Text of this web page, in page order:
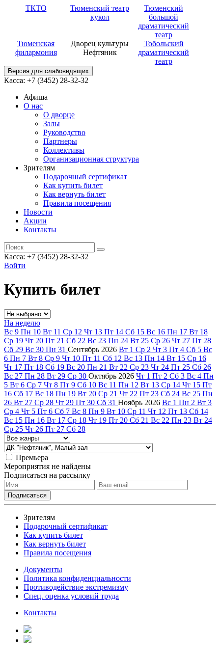
ТКТО
Тюменский театр
кукол
Тюменский
большой
драматический
театр
Тюменская
филармония
Дворец культуры
Нефтяник
Тобольский
драматический
театр
Версия для слабовидящих
Касса: +7 (3452) 28-32-32
Афиша
О нас
О дворце
Залы
Руководство
Партнеры
Коллективы
Организационная структура
Зрителям
Подарочный сертификат
Как купить билет
Как вернуть билет
Правила посещения
Новости
Акции
Контакты
Касса: +7 (3452) 28-32-32
Войти
Купить билет
На неделю
Вс 9 Пн 10 Вт 11 Ср 12 Чт 13 Пт 14 Сб 15 Вс 16 Пн 17 Вт 18
Ср 19 Чт 20 Пт 21 Сб 22 Вс 23 Пн 24 Вт 25 Ср 26 Чт 27 Пт 28
Сб 29 Вс 30 Пн 31 Сентябрь 2026 Вт 1 Ср 2 Чт 3 Пт 4 Сб 5 Вс
6 Пн 7 Вт 8 Ср 9 Чт 10 Пт 11 Сб 12 Вс 13 Пн 14 Вт 15 Ср 16
Чт 17 Пт 18 Сб 19 Вс 20 Пн 21 Вт 22 Ср 23 Чт 24 Пт 25 Сб 26
Вс 27 Пн 28 Вт 29 Ср 30 Октябрь 2026 Чт 1 Пт 2 Сб 3 Вс 4 Пн
5 Вт 6 Ср 7 Чт 8 Пт 9 Сб 10 Вс 11 Пн 12 Вт 13 Ср 14 Чт 15 Пт
16 Сб 17 Вс 18 Пн 19 Вт 20 Ср 21 Чт 22 Пт 23 Сб 24 Вс 25 Пн
26 Вт 27 Ср 28 Чт 29 Пт 30 Сб 31 Ноябрь 2026 Вс 1 Пн 2 Вт 3
Ср 4 Чт 5 Пт 6 Сб 7 Вс 8 Пн 9 Вт 10 Ср 11 Чт 12 Пт 13 Сб 14
Вс 15 Пн 16 Вт 17 Ср 18 Чт 19 Пт 20 Сб 21 Вс 22 Пн 23 Вт 24
Ср 25 Чт 26 Пт 27 Сб 28
Премьера
Мероприятия не найдены
Подписаться на рассылку
Зрителям
Подарочный сертификат
Как купить билет
Как вернуть билет
Правила посещения
Документы
Политика конфиденциальности
Противодействие экстремизму
Спец. оценка условий труда
Контакты